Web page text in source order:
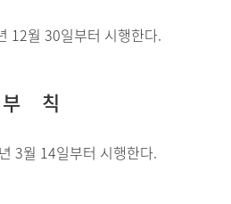
12월 30일부터 시행한다.
부 칙
3월 14일부터 시행한다.